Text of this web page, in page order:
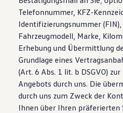
Telefonnummer, KFZ-
Identifizierungsnummer
Fahrzeugmodell, Marke,
Erhebung und Übermittlung
Grundlage eines
(Art. 6 Abs. 1 lit. b DSGVO)
Angebots durch uns. Die
durch uns zum Zweck der
Ihnen über Ihren präferierten